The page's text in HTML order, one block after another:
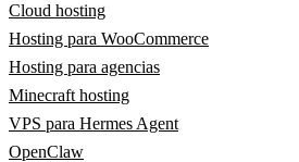
Cloud hosting
Hosting para WooCommerce
Hosting para agencias
Minecraft hosting
VPS para Hermes Agent
OpenClaw